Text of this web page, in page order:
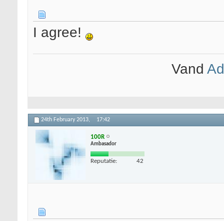
I agree!
Vand
24th February 2013, 17:42
100R
Ambasador
Reputatie: 42